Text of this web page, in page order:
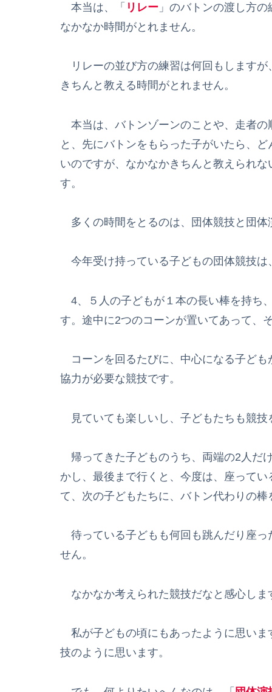
本当は、「 リレー 」のバトンの渡し方
なかなか時間がとれません。
リレーの並び方の練習は何回もしますが
きちんと教える時間がとれません。
本当は、バトンゾーンのことや、走者の
と、先にバトンをもらった子がいたら、
いのですが、なかなかきちんと教えられ
す。
多くの時間をとるのは、団体競技と団体
今年受け持っている子どもの団体競技は
4、５人の子どもが１本の長い棒を持ち
す。途中に2つのコーンが置いてあって、
コーンを回るたびに、中心になる子ども
協力が必要な競技です。
見ていても楽しいし、子どもたちも競技
帰ってきた子どものうち、両端の2人だ
かし、最後まで行くと、今度は、座って
て、次の子どもたちに、バトン代わりの棒
待っている子どもも何回も跳んだり座っ
せん。
なかなか考えられた競技だなと感心しま
私が子どもの頃にもあったように思いま
技のように思います。